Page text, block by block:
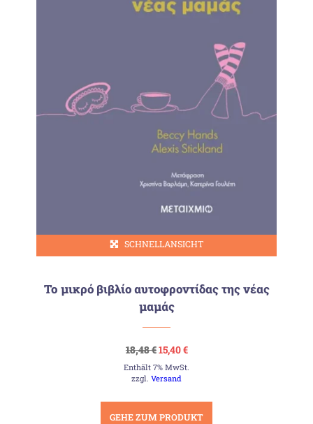
SCHNELLANSICHT
To μικρό βιβλίο αυτοφροντίδας της νέας
μαμάς
18,48€Ursprünglicher
Preis
war:
18,48 €
15,40€Aktueller
ist:
Enthält 7% MwSt.
zzgl.Versand
GEHE ZUM PRODUKT